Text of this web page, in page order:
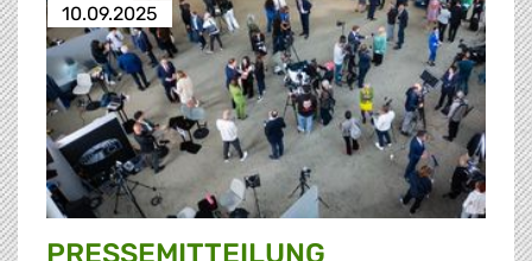
10.09.2025
PRESSE­MITTEILUNG